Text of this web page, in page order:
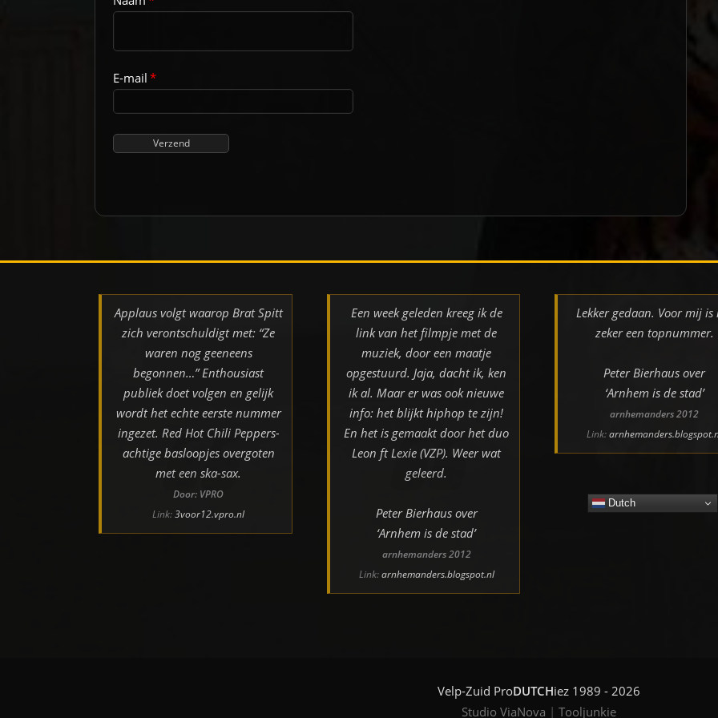
E-mail*
Applaus volgt waarop Brat Spitt
zich verontschuldigt met: “Ze
waren nog geeneens
begonnen…” Enthousiast
publiek doet volgen en gelijk
wordt het echte eerste nummer
ingezet. Red Hot Chili Peppers-
achtige basloopjes overgoten
met een ska-sax.
Door: VPRO
Link:3voor12.vpro.nl
Een week geleden kreeg ik de
link van het filmpje met de
muziek, door een maatje
opgestuurd. Jaja, dacht ik, ken
ik al. Maar er was ook nieuwe
info: het blijkt hiphop te zijn!
En het is gemaakt door het duo
Leon ft Lexie (VZP). Weer wat
geleerd.
Peter Bierhaus over
‘Arnhem is de stad’
arnhemanders 2012
Link:arnhemanders.blogspot.nl
Lekker gedaan. Voor mij is
zeker een topnummer.
Peter Bierhaus over
‘Arnhem is de stad’
arnhemanders 2012
Link:
Dutch
Velp-Zuid ProDUTCHiez 1989 - 2026
Studio ViaNova | Tooljunkie